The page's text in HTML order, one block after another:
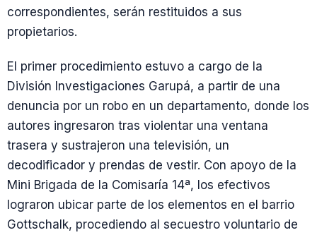
correspondientes, serán restituidos a sus
propietarios.
El primer procedimiento estuvo a cargo de la
División Investigaciones Garupá, a partir de una
denuncia por un robo en un departamento, donde los
autores ingresaron tras violentar una ventana
trasera y sustrajeron una televisión, un
decodificador y prendas de vestir. Con apoyo de la
Mini Brigada de la Comisaría 14ª, los efectivos
lograron ubicar parte de los elementos en el barrio
Gottschalk, procediendo al secuestro voluntario de